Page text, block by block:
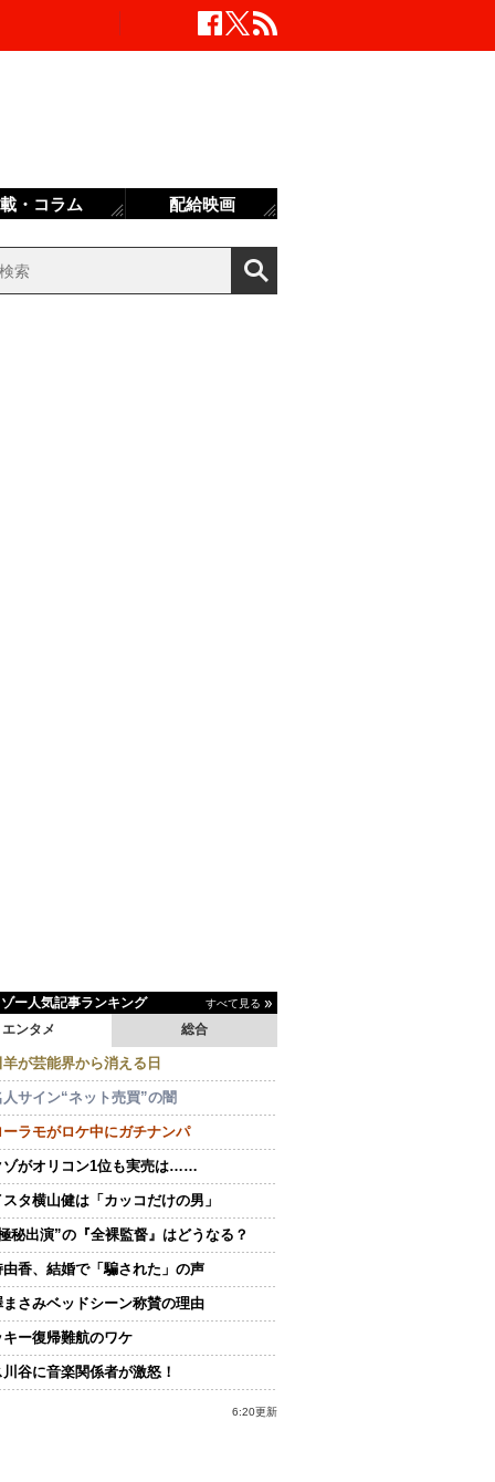
ー人気記事ランキング すべて見る
エンタメ 総合
が芸能界から消える日
人サイン“ネット売買”の闇
ーラモがロケ中にガチナンパ
ゾがオリコン1位も実売は……
タ横山健は「カッコだけの男」
秘出演”の『全裸監督』はどうなる？
由香、結婚で「騙された」の声
まさみベッドシーン称賛の理由
キー復帰難航のワケ
谷に音楽関係者が激怒！
6:20更新
・コラム 配給映画